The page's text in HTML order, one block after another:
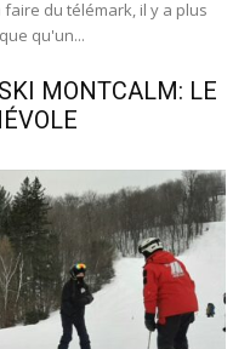
du télémark, il y a plus
qu'un...
MONTCALM: LE